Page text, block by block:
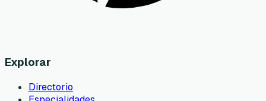
Explorar
Directorio